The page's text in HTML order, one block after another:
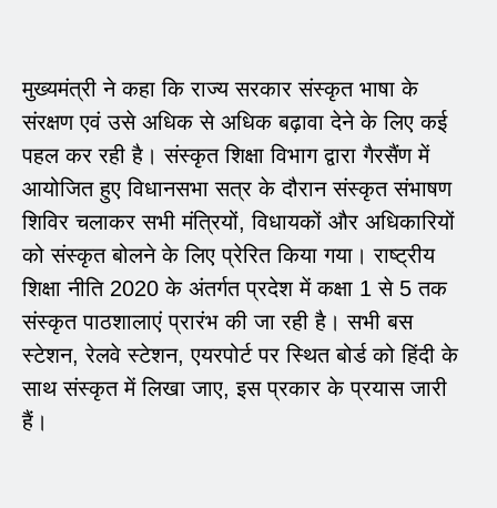
मुख्यमंत्री ने कहा कि राज्य सरकार संस्कृत भाषा के
संरक्षण एवं उसे अधिक से अधिक बढ़ावा देने के लिए कई
पहल कर रही है। संस्कृत शिक्षा विभाग द्वारा गैरसैंण में
आयोजित हुए विधानसभा सत्र के दौरान संस्कृत संभाषण
शिविर चलाकर सभी मंत्रियों, विधायकों और अधिकारियों
को संस्कृत बोलने के लिए प्रेरित किया गया। राष्ट्रीय
शिक्षा नीति 2020 के अंतर्गत प्रदेश में कक्षा 1 से 5 तक
संस्कृत पाठशालाएं प्रारंभ की जा रही है। सभी बस
स्टेशन, रेलवे स्टेशन, एयरपोर्ट पर स्थित बोर्ड को हिंदी के
साथ संस्कृत में लिखा जाए, इस प्रकार के प्रयास जारी
हैं।